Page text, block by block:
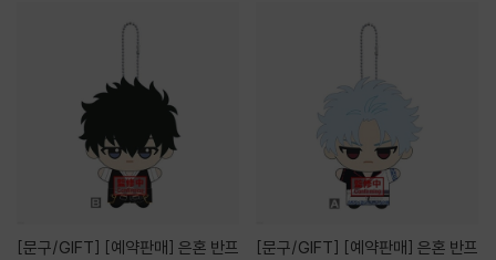
[문구/GIFT] [문구/GIFT]